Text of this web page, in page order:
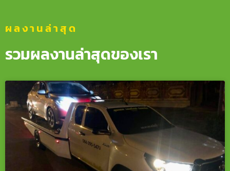
ผลงานล่าสุด
รวมผลงานล่าสุดของเรา